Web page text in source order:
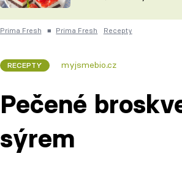
ČESKO NA TALÍŘI
KUCHAŘKA
Prima Fresh ■ Prima Fresh Recepty
RECEPTY myjsmebio.cz
Pečené
sýrem